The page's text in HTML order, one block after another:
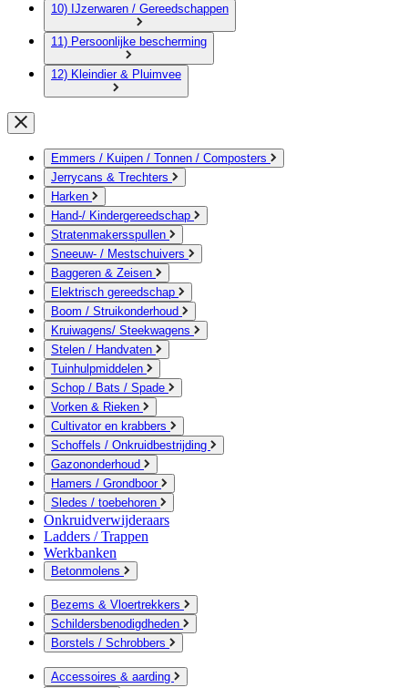
10) IJzerwaren / Gereedschappen
11) Persoonlijke bescherming
12) Kleindier & Pluimvee
Emmers / Kuipen / Tonnen / Composters
Jerrycans & Trechters
Harken
Hand-/ Kindergereedschap
Stratenmakersspullen
Sneeuw- / Mestschuivers
Baggeren & Zeisen
Elektrisch gereedschap
Boom / Struikonderhoud
Kruiwagens/ Steekwagens
Stelen / Handvaten
Tuinhulpmiddelen
Schop / Bats / Spade
Vorken & Rieken
Cultivator en krabbers
Schoffels / Onkruidbestrijding
Gazononderhoud
Hamers / Grondboor
Sledes / toebehoren
Onkruidverwijderaars
Ladders / Trappen
Werkbanken
Betonmolens
Bezems & Vloertrekkers
Schildersbenodigdheden
Borstels / Schrobbers
Accessoires & aarding